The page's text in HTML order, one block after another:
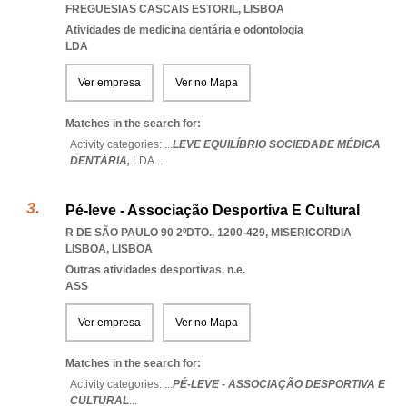
FREGUESIAS CASCAIS ESTORIL, LISBOA
Atividades de medicina dentária e odontologia
LDA
Ver empresa Ver no Mapa
Matches in the search for:
Activity categories: ...LEVE EQUILÍBRIO SOCIEDADE MÉDICA
DENTÁRIA, LDA...
Pé-leve - Associação Desportiva E Cultural
R DE SÃO PAULO 90 2ºDTO., 1200-429, MISERICORDIA
LISBOA, LISBOA
Outras atividades desportivas, n.e.
ASS
Ver empresa Ver no Mapa
Matches in the search for:
Activity categories: ...PÉ-LEVE - ASSOCIAÇÃO DESPORTIVA E
CULTURAL...